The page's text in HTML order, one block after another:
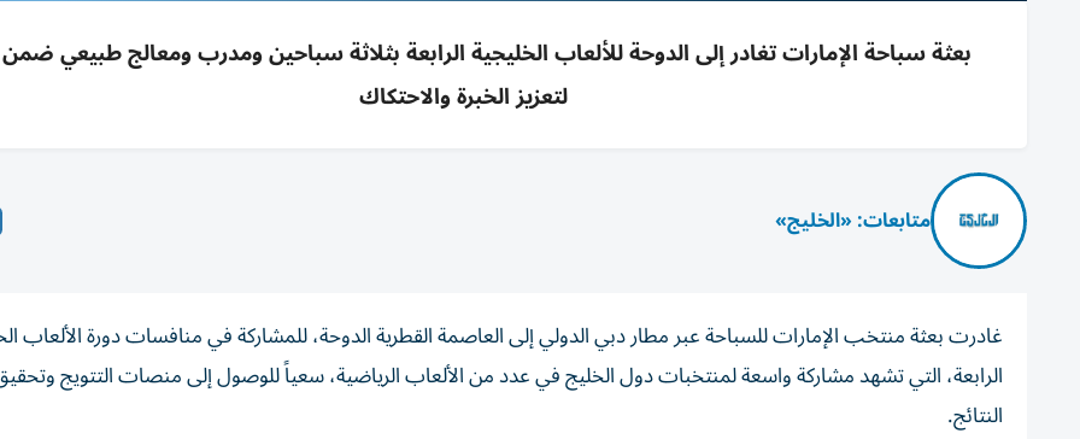
بعثة سباحة الإمارات تغادر إلى الدوحة للألعاب الخليجية الرابعة بثلاثة سباحين ومدرب ومعالج طبيعي
لتعزيز الخبرة والاحتكاك
متابعات: «الخليج»
غادرت بعثة منتخب الإمارات للسباحة عبر مطار دبي الدولي إلى العاصمة القطرية الدوحة، للمشاركة في منافسات دورة الألعاب
الرابعة، التي تشهد مشاركة واسعة لمنتخبات دول الخليج في عدد من الألعاب الرياضية، سعياً للوصول إلى منصات التتويج
النتائج.